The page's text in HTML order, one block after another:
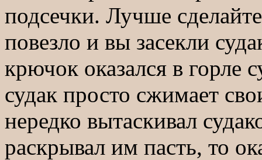
подсечки. Лучше
повезло и вы засекли
крючок оказался в горле
судак просто сжимает
нередко вытаскивал
раскрывал им пасть, то